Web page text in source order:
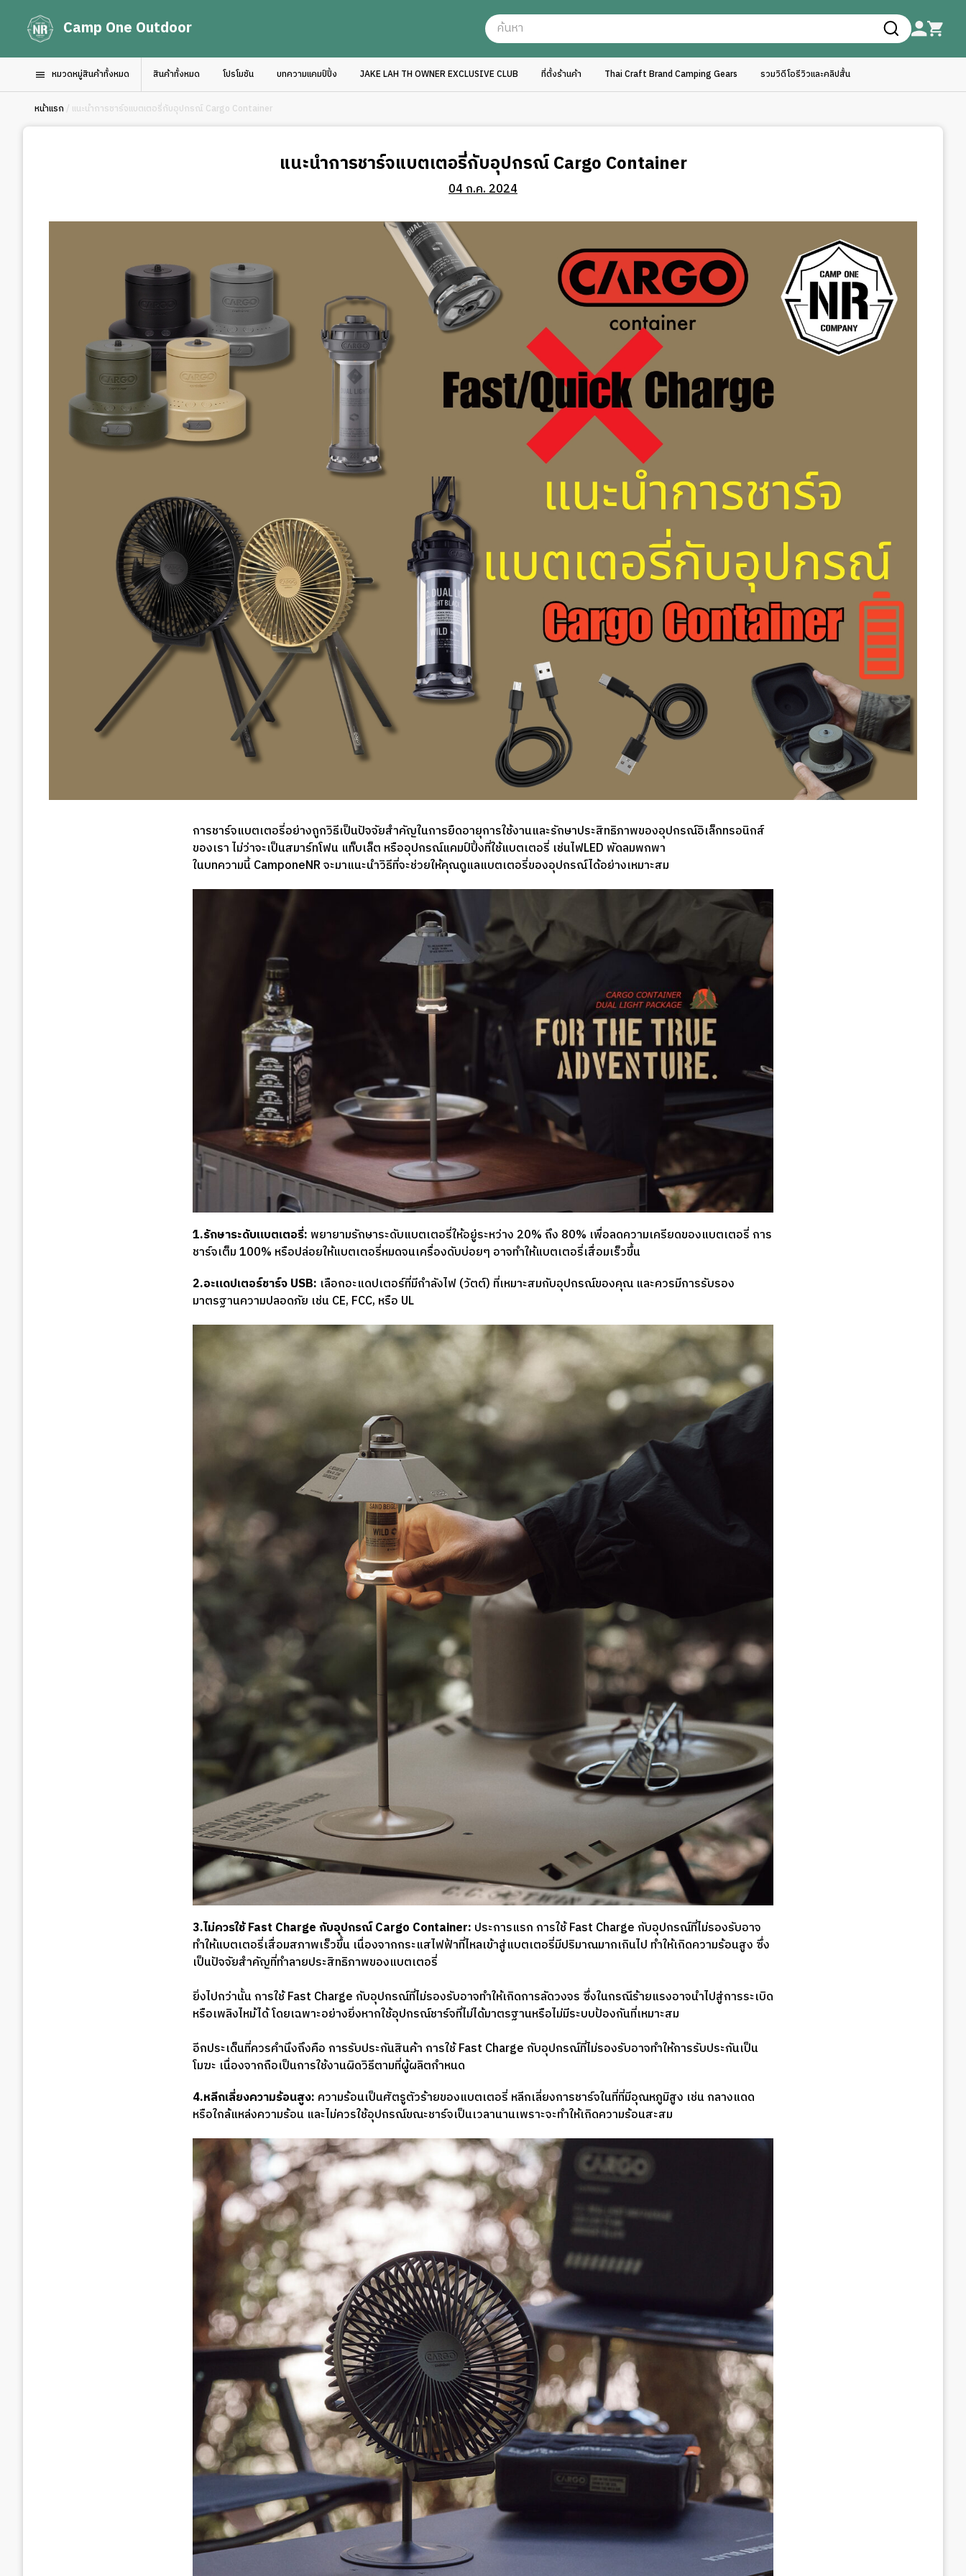
Camp One Outdoor
หมวดหมู่สินค้าทั้งหมด สินค้าทั้งหมด โปรโมชัน บทความแคมป์ปิ้ง JAKE LAH TH OWNER EXCLUSIVE CLUB ที่ตั้งร้านค้า Thai Craft Brand Camping Gears รวมวิดีโอรีวิวและคลิปสั้น
หน้าแรก / แนะนำการชาร์จแบตเตอรี่กับอุปกรณ์ Cargo Container
แนะนำการชาร์จแบตเตอรี่กับอุปกรณ์ Cargo Container
04 ก.ค. 2024
การชาร์จแบตเตอรี่อย่างถูกวิธีเป็นปัจจัยสำคัญในการยืดอายุการใช้งานและรักษาประสิทธิภาพของอุปกรณ์อิเล็กทรอนิกส์
ของเรา ไม่ว่าจะเป็นสมาร์ทโฟน แท็บเล็ต หรืออุปกรณ์แคมป์ปิ้งที่ใช้แบตเตอรี่ เช่นไฟLED พัดลมพกพา
ในบทความนี้ CamponeNR จะมาแนะนำวิธีที่จะช่วยให้คุณดูแลแบตเตอรี่ของอุปกรณ์ได้อย่างเหมาะสม
1.รักษาระดับแบตเตอรี่: พยายามรักษาระดับแบตเตอรี่ให้อยู่ระหว่าง 20% ถึง 80% เพื่อลดความเครียดของแบตเตอรี่ การ
ชาร์จเต็ม 100% หรือปล่อยให้แบตเตอรี่หมดจนเครื่องดับบ่อยๆ อาจทำให้แบตเตอรี่เสื่อมเร็วขึ้น
2.อะแดปเตอร์ชาร์จ USB: เลือกอะแดปเตอร์ที่มีกำลังไฟ (วัตต์) ที่เหมาะสมกับอุปกรณ์ของคุณ และควรมีการรับรอง
มาตรฐานความปลอดภัย เช่น CE, FCC, หรือ UL
3.ไม่ควรใช้ Fast Charge กับอุปกรณ์ Cargo Container: ประการแรก การใช้ Fast Charge กับอุปกรณ์ที่ไม่รองรับอาจ
ทำให้แบตเตอรี่เสื่อมสภาพเร็วขึ้น เนื่องจากกระแสไฟฟ้าที่ไหลเข้าสู่แบตเตอรี่มีปริมาณมากเกินไป ทำให้เกิดความร้อนสูง ซึ่ง
เป็นปัจจัยสำคัญที่ทำลายประสิทธิภาพของแบตเตอรี่
ยิ่งไปกว่านั้น การใช้ Fast Charge กับอุปกรณ์ที่ไม่รองรับอาจทำให้เกิดการลัดวงจร ซึ่งในกรณีร้ายแรงอาจนำไปสู่การระเบิด
หรือเพลิงไหม้ได้ โดยเฉพาะอย่างยิ่งหากใช้อุปกรณ์ชาร์จที่ไม่ได้มาตรฐานหรือไม่มีระบบป้องกันที่เหมาะสม
อีกประเด็นที่ควรคำนึงถึงคือ การรับประกันสินค้า การใช้ Fast Charge กับอุปกรณ์ที่ไม่รองรับอาจทำให้การรับประกันเป็น
โมฆะ เนื่องจากถือเป็นการใช้งานผิดวิธีตามที่ผู้ผลิตกำหนด
4.หลีกเลี่ยงความร้อนสูง: ความร้อนเป็นศัตรูตัวร้ายของแบตเตอรี่ หลีกเลี่ยงการชาร์จในที่ที่มีอุณหภูมิสูง เช่น กลางแดด
หรือใกล้แหล่งความร้อน และไม่ควรใช้อุปกรณ์ขณะชาร์จเป็นเวลานานเพราะจะทำให้เกิดความร้อนสะสม